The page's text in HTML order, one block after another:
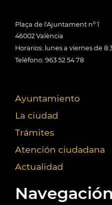
Plaça de l'Ajuntament nº 1
46002 València
Horarios: lunes a viernes de
Teléfono: 963 52 54 78
Ayuntamiento
La ciudad
Trámites
Atención ciudadana
Actualidad